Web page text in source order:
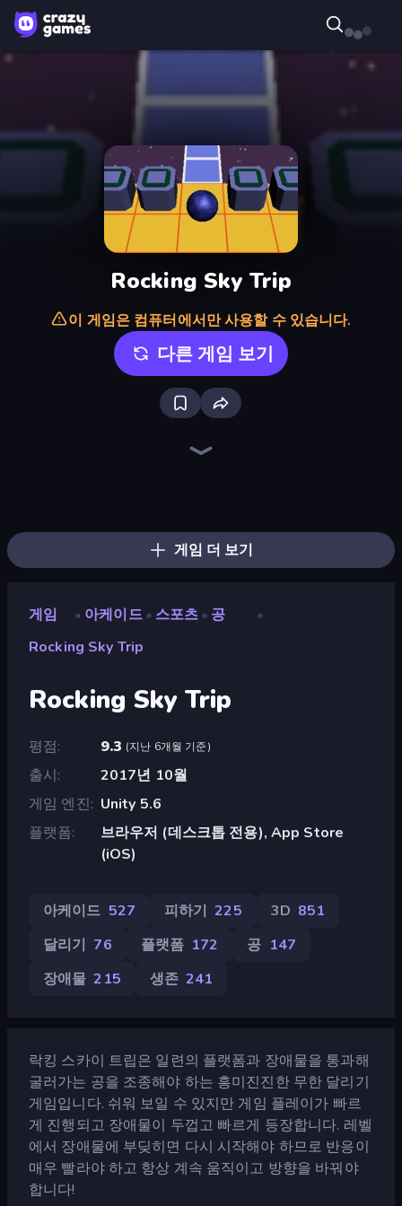
Rocking Sky Trip
이 게임은 컴퓨터에서만 사용할 수 있습니다.
다른 게임 보기
게임 더 보기
게임 » 아케이드 » 스포츠 » 공 »
Rocking Sky Trip
Rocking Sky Trip
평점 9.3 (지난 6개월 기준)
출시
2017년 10월
게임 엔진
Unity 5.6
플랫폼
브라우저 (데스크톱 전용), App Store
(iOS)
아케이드 527 피하기 225 3D 851
달리기 76 플랫폼 172 공 147
장애물 215 생존 241
락킹 스카이 트립은 일련의 플랫폼과 장애물을 통과해
굴러가는 공을 조종해야 하는 흥미진진한 무한 달리기
게임입니다. 쉬워 보일 수 있지만 게임 플레이가 빠르
게 진행되고 장애물이 두껍고 빠르게 등장합니다. 레벨
에서 장애물에 부딪히면 다시 시작해야 하므로 반응이
매우 빨라야 하고 항상 계속 움직이고 방향을 바꿔야
합니다!